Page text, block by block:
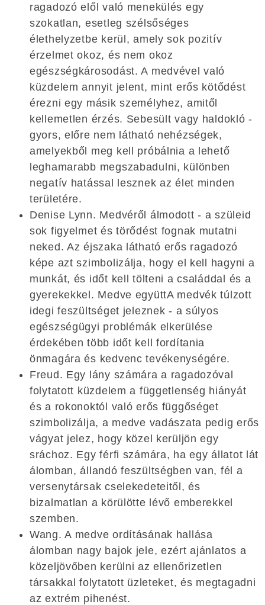
ragadozó elől való menekülés egy
szokatlan, esetleg szélsőséges
élethelyzetbe kerül, amely sok pozitív
érzelmet okoz, és nem okoz
egészségkárosodást. A medvével való
küzdelem annyit jelent, mint erős kötődést
érezni egy másik személyhez, amitől
kellemetlen érzés. Sebesült vagy haldokló -
gyors, előre nem látható nehézségek,
amelyekből meg kell próbálnia a lehető
leghamarabb megszabadulni, különben
negatív hatással lesznek az élet minden
területére.
Denise Lynn. Medvéről álmodott - a szüleid
sok figyelmet és törődést fognak mutatni
neked. Az éjszaka látható erős ragadozó
képe azt szimbolizálja, hogy el kell hagyni a
munkát, és időt kell tölteni a családdal és a
gyerekekkel. Medve együttA medvék túlzott
idegi feszültséget jeleznek - a súlyos
egészségügyi problémák elkerülése
érdekében több időt kell fordítania
önmagára és kedvenc tevékenységére.
Freud. Egy lány számára a ragadozóval
folytatott küzdelem a függetlenség hiányát
és a rokonoktól való erős függőséget
szimbolizálja, a medve vadászata pedig erős
vágyat jelez, hogy közel kerüljön egy
sráchoz. Egy férfi számára, ha egy állatot lát
álomban, állandó feszültségben van, fél a
versenytársak cselekedeteitől, és
bizalmatlan a körülötte lévő emberekkel
szemben.
Wang. A medve ordításának hallása
álomban nagy bajok jele, ezért ajánlatos a
közeljövőben kerülni az ellenőrizetlen
társakkal folytatott üzleteket, és megtagadni
az extrém pihenést.